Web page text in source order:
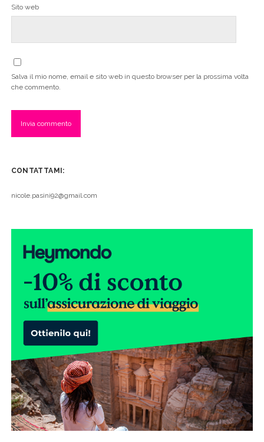
Sito web
Salva il mio nome, email e sito web in questo browser per la prossima volta
che commento.
CONTATTAMI:
nicole.pasini92@gmail.com